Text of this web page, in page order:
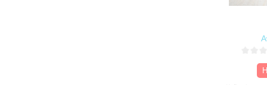
все
Лэнг, а
читатели!